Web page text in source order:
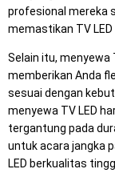
profesional mereka
memastikan TV
Selain itu, menyewa
memberikan Anda
sesuai dengan
menyewa TV LED
tergantung pada
untuk acara jangka
LED berkualitas